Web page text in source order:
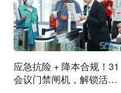
应急抗险 + 降本合规！31
会议门禁闸机，解锁活动